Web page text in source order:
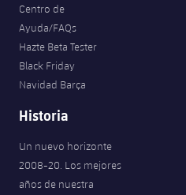
Centro de
Ayuda/FAQs
Hazte Beta Tester
Black Friday
Navidad Barça
Historia
Un nuevo horizonte
2008-20. Los mejores
años de nuestra